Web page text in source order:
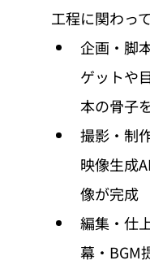
工程に関わっ
企画・脚
ゲットや
本の骨子
撮影・制
映像生成
像が完成
編集・仕
幕・BGM